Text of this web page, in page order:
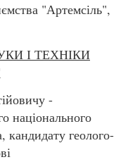
"Артемсіль",
І ТЕХНІКИ
-
національного
кандидату геолого-